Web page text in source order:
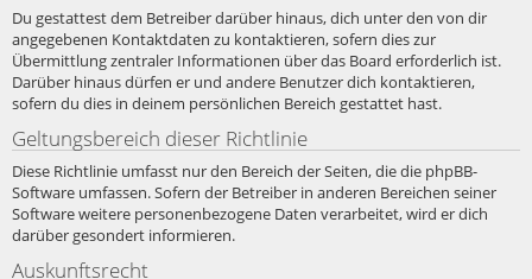
Du gestattest dem Betreiber darüber hinaus, dich unter den von dir
angegebenen Kontaktdaten zu kontaktieren, sofern dies zur
Übermittlung zentraler Informationen über das Board erforderlich ist.
Darüber hinaus dürfen er und andere Benutzer dich kontaktieren,
sofern du dies in deinem persönlichen Bereich gestattet hast.
Geltungsbereich dieser Richtlinie
Diese Richtlinie umfasst nur den Bereich der Seiten, die die phpBB-
Software umfassen. Sofern der Betreiber in anderen Bereichen seiner
Software weitere personenbezogene Daten verarbeitet, wird er dich
darüber gesondert informieren.
Auskunftsrecht